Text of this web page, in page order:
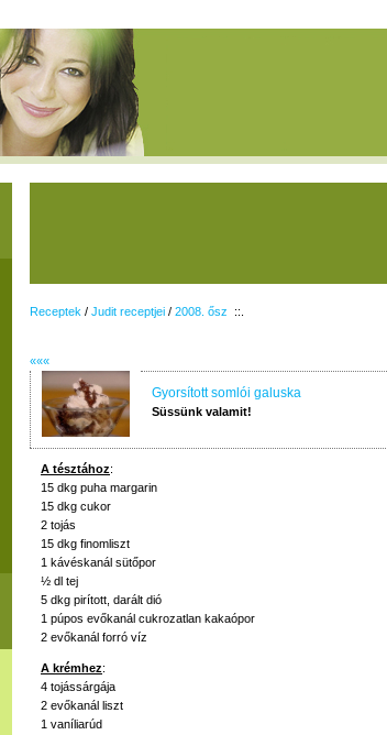
Receptek / Judit receptjei / 2008. ősz ::.
«««
Gyorsított somlói galuska
Süssünk valamit!
A tésztához:
15 dkg puha margarin
15 dkg cukor
2 tojás
15 dkg finomliszt
1 kávéskanál sütőpor
½ dl tej
5 dkg pirított, darált dió
1 púpos evőkanál cukrozatlan kakaópor
2 evőkanál forró víz
A krémhez:
4 tojássárgája
2 evőkanál liszt
1 vaníliarúd